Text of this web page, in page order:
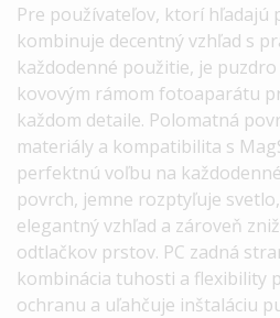
Pre používateľov, ktorí hľadajú
kombinuje decentný vzhľad s
každodenné použitie, je puzdro
kovovým rámom fotoaparátu
každom detaile. Polomatná
materiály a kompatibilita s
perfektnú voľbu na
povrch, jemne rozptyľuje
elegantný vzhľad a zároveň
odtlačkov prstov. PC zadná
kombinácia tuhosti a flexibility
ochranu a uľahčuje inštaláciu